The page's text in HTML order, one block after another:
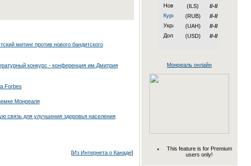
митинг против нового бандитского
конкурс - конференция им.Дмитрия
Forbes
Монреаля
связь для улучшения здоровья населения
[Из Интернета о Канаде]
(ILS)
//-//
(RUB)
//-//
(UAH)
//-//
(USD)
//-//
Монреаль онлайн
This feature is for Premium
users only!